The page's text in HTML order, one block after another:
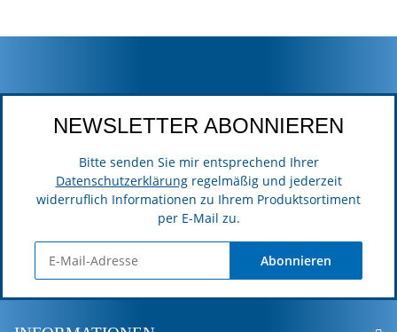
NEWSLETTER ABONNIEREN
Bitte senden Sie mir entsprechend Ihrer
Datenschutzerklärungregelmäßig und jederzeit
widerruflich Informationen zu Ihrem Produktsortiment
per E-Mail zu.
Abonnieren